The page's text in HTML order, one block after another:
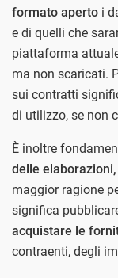
formato aperto i
e di quelli che
piattaforma
ma non scaricati.
sui contratti
di utilizzo, se non
È inoltre
delle
maggior ragione
significa
acquistare le
contraenti, degli